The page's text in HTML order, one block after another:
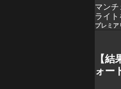
マン
ライト
プレミア
【
ォー